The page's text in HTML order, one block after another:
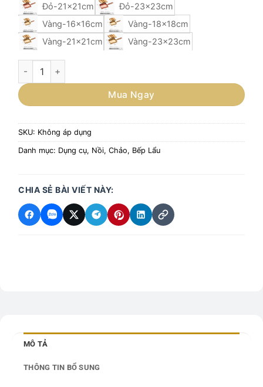
Đỏ-21x21cm
Đỏ-23x23cm
Vàng-16x16cm
Vàng-18x18cm
Vàng-21x21cm
Vàng-23x23cm
Chảo đồng đổ trứng phong cách Nhật Bản số lượng
Mua Ngay
SKU: Không áp dụng
Danh mục: Dụng cụ, Nồi, Chảo, Bếp Lẩu
CHIA SẺ BÀI VIẾT NÀY:
MÔ TẢ
THÔNG TIN BỔ SUNG